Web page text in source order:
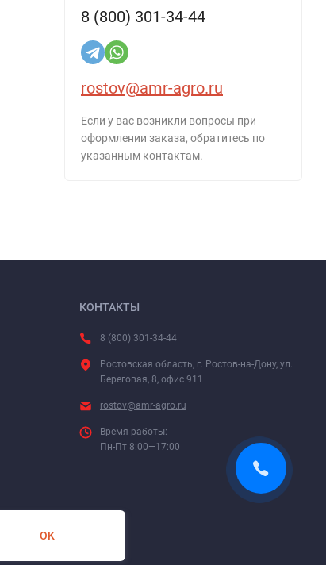
8 (800) 301-34-44
rostov@amr-agro.ru
Если у вас возникли вопросы при
оформлении заказа, обратитесь по
указанным контактам.
КОНТАКТЫ
8 (800) 301-34-44
Ростовская область, г. Ростов-на-Дону, ул.
Береговая, 8, офис 911
rostov@amr-agro.ru
Время работы:
Пн-Пт 8:00—17:00
OK